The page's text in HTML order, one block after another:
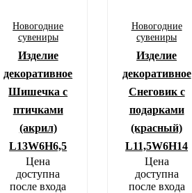
Новогодние
сувениры
Изделие
декоративное
Шишечка с
птичками
(акрил)
L13W6H6,5
Цена
доступна
после входа
Новогодние
сувениры
Изделие
декоративное
Снеговик с
подарками
(красный)
L11,5W6H14
Цена
доступна
после входа